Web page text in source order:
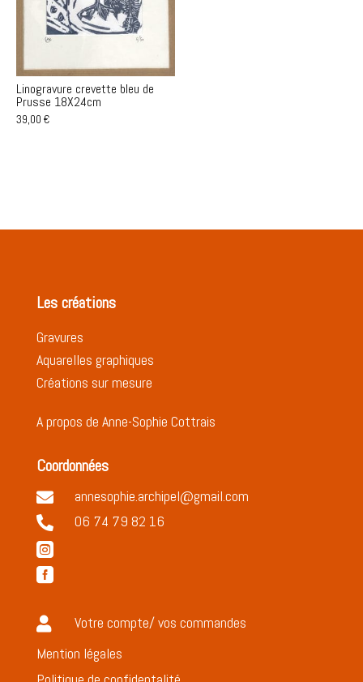
Linogravure crevette bleu de
Prusse 18X24cm
39,00 €
Les créations
Gravures
Aquarelles graphiques
Créations sur mesure
A propos de Anne-Sophie Cottrais
Coordonnées
 annesophie.archipel@gmail.com
 06 74 79 82 16



Votre compte/ vos commandes
Mention légales